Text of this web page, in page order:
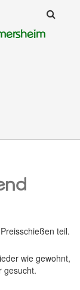
teil.
wie gewohnt,
gesucht.